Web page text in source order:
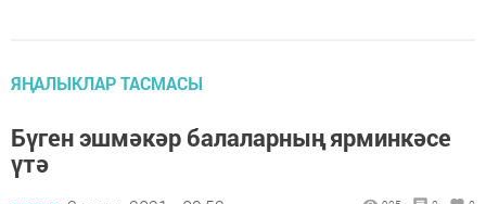
ЯҢАЛЫКЛАР ТАСМАСЫ
Бүген эшмәкәр балаларның ярминкәсе
үтә